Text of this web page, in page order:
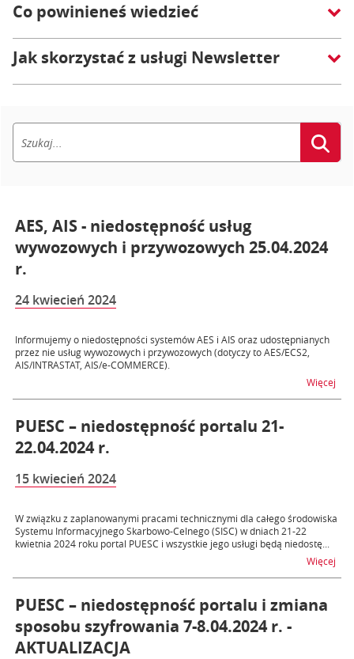
Co powinieneś wiedzieć
Jak skorzystać z usługi Newsletter
AES, AIS - niedostępność usług
wywozowych i przywozowych 25.04.2024
r.
24 kwiecień 2024
Informujemy o niedostępności systemów AES i AIS oraz udostępnianych
przez nie usług wywozowych i przywozowych (dotyczy to AES/ECS2,
AIS/INTRASTAT, AIS/e-COMMERCE).
Więcej
PUESC – niedostępność portalu 21-
22.04.2024 r.
15 kwiecień 2024
W związku z zaplanowanymi pracami technicznymi dla całego środowiska
Systemu Informacyjnego Skarbowo-Celnego (SISC) w dniach 21-22
kwietnia 2024 roku portal PUESC i wszystkie jego usługi będą niedostę...
Więcej
PUESC – niedostępność portalu i zmiana
sposobu szyfrowania 7-8.04.2024 r. -
AKTUALIZACJA